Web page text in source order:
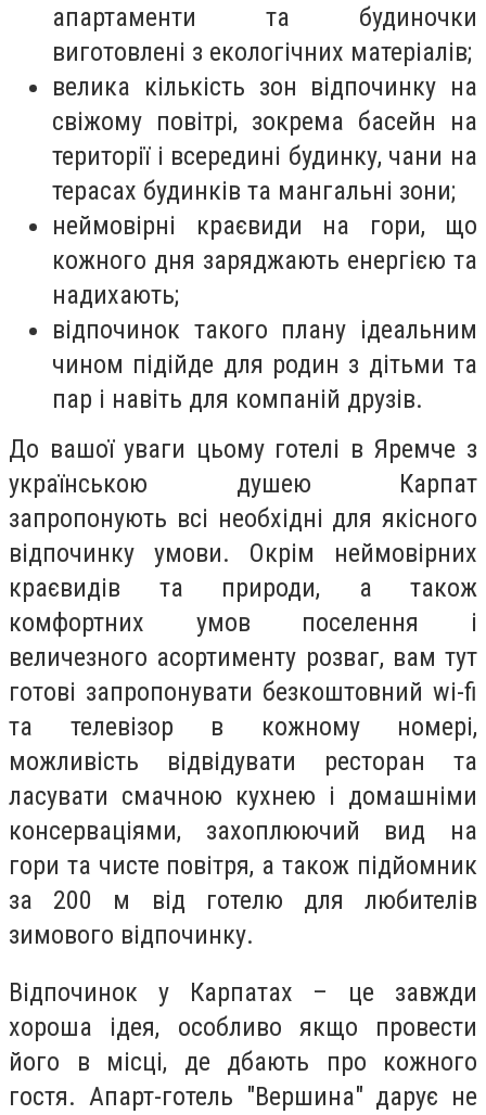
апартаменти та будиночки
виготовлені з екологічних матеріалів;
велика кількість зон відпочинку на
свіжому повітрі, зокрема басейн на
території і всередині будинку, чани на
терасах будинків та мангальні зони;
неймовірні краєвиди на гори, що
кожного дня заряджають енергією та
надихають;
відпочинок такого плану ідеальним
чином підійде для родин з дітьми та
пар і навіть для компаній друзів.
До вашої уваги цьому готелі в Яремче з
українською душею Карпат
запропонують всі необхідні для якісного
відпочинку умови. Окрім неймовірних
краєвидів та природи, а також
комфортних умов поселення і
величезного асортименту розваг, вам тут
готові запропонувати безкоштовний wi-fi
та телевізор в кожному номері,
можливість відвідувати ресторан та
ласувати смачною кухнею і домашніми
консерваціями, захоплюючий вид на
гори та чисте повітря, а також підйомник
за 200 м від готелю для любителів
зимового відпочинку.
Відпочинок у Карпатах – це завжди
хороша ідея, особливо якщо провести
його в місці, де дбають про кожного
гостя. Апарт-готель "Вершина" дарує не